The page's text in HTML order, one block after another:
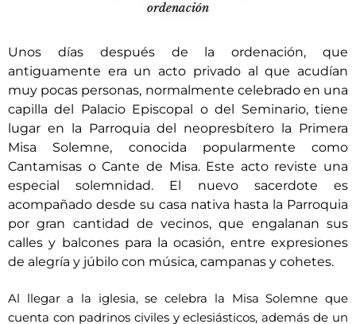
ordenación
Unos días después de la ordenación, que
antiguamente era un acto privado al que acudían
muy pocas personas, normalmente celebrado en una
capilla del Palacio Episcopal o del Seminario, tiene
lugar en la Parroquia del neopresbítero la Primera
Misa Solemne, conocida popularmente como
Cantamisas o Cante de Misa. Este acto reviste una
especial solemnidad. El nuevo sacerdote es
acompañado desde su casa nativa hasta la Parroquia
por gran cantidad de vecinos, que engalanan sus
calles y balcones para la ocasión, entre expresiones
de alegría y júbilo con música, campanas y cohetes.
Al llegar a la iglesia, se celebra la Misa Solemne que
cuenta con padrinos civiles y eclesiásticos, además de un